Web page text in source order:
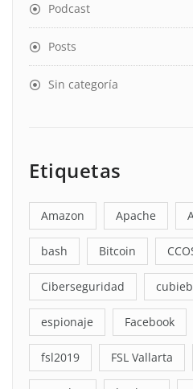
Podcast
Posts
Sin categoría
Etiquetas
Amazon Apache
bash Bitcoin
Ciberseguridad
espionaje Facebook
fsl2019 FSL Vallarta